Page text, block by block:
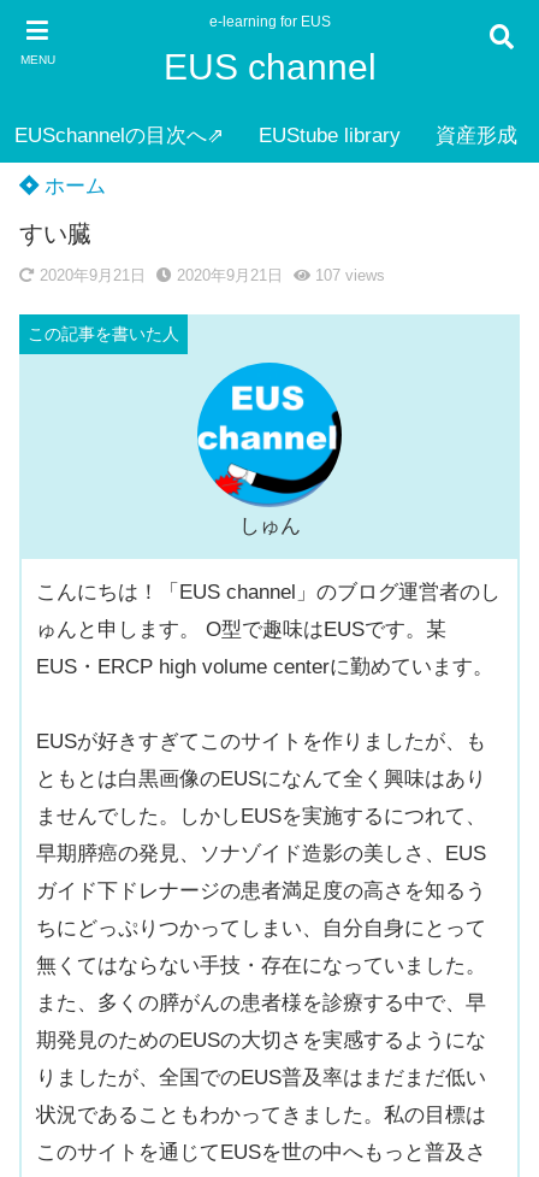
MENU
e-learning for EUS
EUS channel
EUSchannelの目次へ⇗ EUStube library 資産形成
ホーム
すい臓
2020年9月21日 2020年9月21日 107 views
しゅん
こんにちは！「EUS channel」のブログ運営者のし
ゅんと申します。 O型で趣味はEUSです。某
EUS・ERCP high volume centerに勤めています。
EUSが好きすぎてこのサイトを作りましたが、も
ともとは白黒画像のEUSになんて全く興味はあり
ませんでした。しかしEUSを実施するにつれて、
早期膵癌の発見、ソナゾイド造影の美しさ、EUS
ガイド下ドレナージの患者満足度の高さを知るう
ちにどっぷりつかってしまい、自分自身にとって
無くてはならない手技・存在になっていました。
また、多くの膵がんの患者様を診療する中で、早
期発見のためのEUSの大切さを実感するようにな
りましたが、全国でのEUS普及率はまだまだ低い
状況であることもわかってきました。私の目標は
このサイトを通じてEUSを世の中へもっと普及さ